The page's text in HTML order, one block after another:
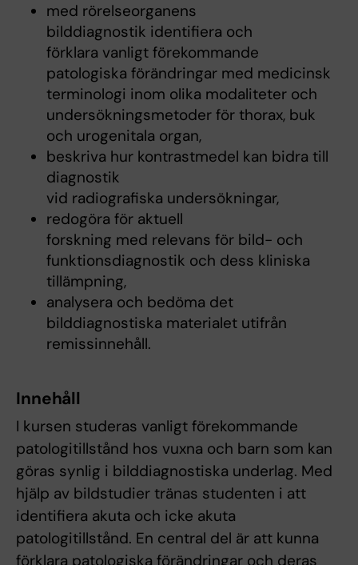
med rörelseorganens
bilddiagnostik identifiera och
förklara vanligt förekommande
patologiska förändringar med medicinsk
terminologi inom olika modaliteter och
undersökningsmetoder för thorax, buk
och urogenitala organ,
beskriva hur kontrastmedel kan bidra till
diagnostik
vid radiografiska undersökningar,
redogöra för aktuell
forskning med relevans för bild- och
funktionsdiagnostik och dess kliniska
tillämpning,
analysera och bedöma det
bilddiagnostiska materialet utifrån
remissinnehåll.
Innehåll
I kursen studeras vanligt förekommande
patologitillstånd hos vuxna och barn som kan
göras synlig i bilddiagnostiska underlag. Med
hjälp av bildstudier tränas studenten i att
identifiera akuta och icke akuta
patologitillstånd. En central del är att kunna
förklara patologiska förändringar och deras